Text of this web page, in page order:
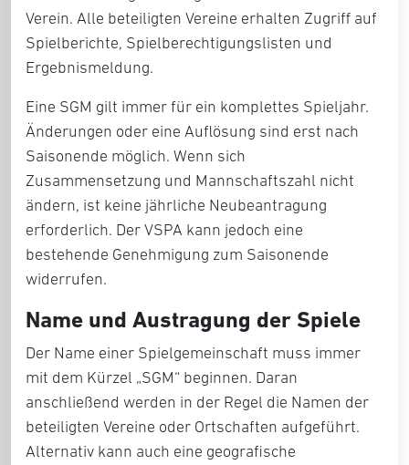
Verein. Alle beteiligten Vereine erhalten Zugriff auf
Spielberichte, Spielberechtigungslisten und
Ergebnismeldung.
Eine SGM gilt immer für ein komplettes Spieljahr.
Änderungen oder eine Auflösung sind erst nach
Saisonende möglich. Wenn sich
Zusammensetzung und Mannschaftszahl nicht
ändern, ist keine jährliche Neubeantragung
erforderlich. Der VSPA kann jedoch eine
bestehende Genehmigung zum Saisonende
widerrufen.
Name und Austragung der Spiele
Der Name einer Spielgemeinschaft muss immer
mit dem Kürzel „SGM“ beginnen. Daran
anschließend werden in der Regel die Namen der
beteiligten Vereine oder Ortschaften aufgeführt.
Alternativ kann auch eine geografische